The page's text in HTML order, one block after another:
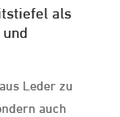
als
Leder zu
auch